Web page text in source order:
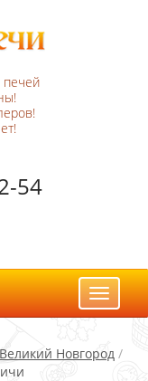
печей
54
Toggle
Великий Новгород /